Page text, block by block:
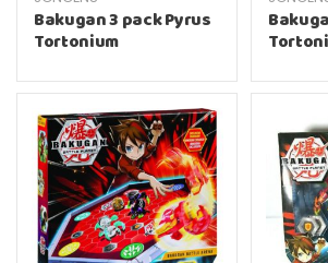
Bakugan 3 pack Pyrus
Tortonium